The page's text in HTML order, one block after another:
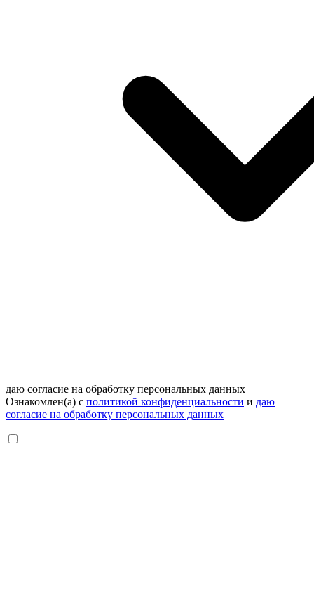
даю согласие на обработку персональных данных
Ознакомлен(а) с политикой конфиденциальности и даю
согласие на обработку персональных данных